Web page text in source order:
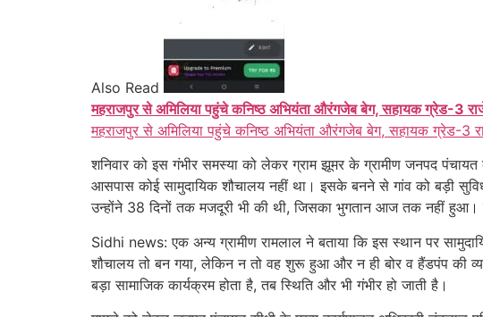
Also Read
महराजपुर से अमिलिया पहुंचे कनिष्ठ अभियंता औरंगजेब बेग, सहायक ग्रेड-3
महराजपुर से अमिलिया पहुंचे कनिष्ठ अभियंता औरंगजेब बेग, सहायक ग्रेड-3
शनिवार को इस गंभीर समस्या को लेकर ग्राम झूमर के ग्रामीण जनपद
आसपास कोई सामुदायिक शौचालय नहीं था। इसके बनने से गांव को बड़ी
उन्होंने 38 दिनों तक मजदूरी भी की थी, जिसका भुगतान आज तक नहीं हुआ।
Sidhi news: एक अन्य ग्रामीण रामलाल ने बताया कि इस स्थान पर
शौचालय तो बन गया, लेकिन न तो वह शुरू हुआ और न ही बोर व हैंडपंप की
बड़ा सामाजिक कार्यक्रम होता है, तब स्थिति और भी गंभीर हो जाती है।